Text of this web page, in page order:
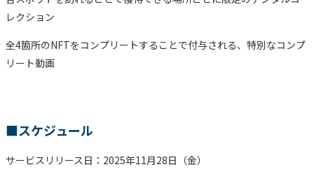
レクション
全4箇所のNFTをコンプリートすることで付与される、特別なコンプ
リート動画
■スケジュール
サービスリリース日：2025年11月28日（金）